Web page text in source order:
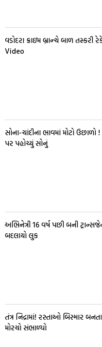
વડોદરા ક્રાઇમ બ્રાન્ચે બાળ તસ્કરી
Video
સોના-ચાંદીના ભાવમાં મોટો ઉછાળો
પર પહોચ્યું સોનું
અભિનેત્રી 16 વર્ષ પછી બની
બદલાયો લુક
તંત્ર નિદ્રામાં! રસ્તાઓ બિસ્માર
મોરચો સંભાળ્યો